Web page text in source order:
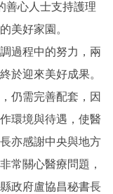
善心人士支持護理
美好家園。
過程中的努力，兩
於迎來美好成果。
仍需完善配套，因
環境與待遇，使醫
亦感謝中央與地方
常關心醫療問題，
政府盧協昌秘書長